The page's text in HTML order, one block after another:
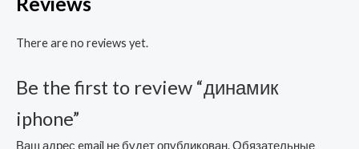
There are no reviews yet.
Be the first to review “динамик
iphone”
Ваш адрес email не будет опубликован.Обязательные